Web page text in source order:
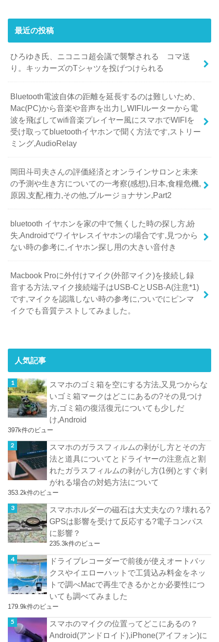
最近の投稿
ひろゆき氏、ニコニコ超会議で襲撃される コマ送
り。キッカーズのTシャツを投げつけられる
Bluetooth電波自体の距離を延長するのは難しいため、
Mac(PC)から音楽や音声を出力しWIFIルーターから電
波を飛ばしてwifi音楽プレイヤー風にスマホでWIFIを
受け取ってbluetoothイヤホンで聞く方法です,ストリー
ミング,AudioRelay
岡田斗司夫さんの評価経済とオンラインサロンと未来
の予測や生き方についての一考察(感想),日本,食糧危機,
原因,支配,権力,その他,ブルージョナサン,Part2
bluetooth イヤホンを家の中で無くした時の探し方,紛
失,Androidでワイヤレスイヤホンの場合です,見つから
ない時の参考に,イヤホン探し用の大きい音付き
Macbook Proに外付けマイク(外部マイク)を接続し録
音する方法,マイク接続端子はUSB-CとUSB-A(注意*1)
です,マイクを認識しない時の参考に,ついでにピンマ
イクでも音質テストしてみました。
人気記事
スマホのゴミ箱を空にする方法,又見つからな
いゴミ箱マークはどこにあるの?その見つけ
方,ゴミ箱の復活復元についても少しだ
け,Android
397k件のビュー
スマホのガラスフィルムの剥がし方とその方
法と道具についてとドライヤーの注意点と割
れたガラスフィルムの剥がし方(1例)とすぐ剥
がれる場合の対処方法について
353.2k件のビュー
スマホホルダーの磁石は大丈夫なの？壊れる?
GPSは影響を受けて反応する?電子コンパス
に影響？
235.3k件のビュー
ドライブレコーダーで前後が使えオートバッ
クスやイエローハットで工賃込み料金をネッ
トで調べMacで再生できるかとか必要性につ
いても調べてみました
179.9k件のビュー
スマホのマイクの位置ってどこにあるの？
Android(アンドロイド),iPhone(アイフォン)に